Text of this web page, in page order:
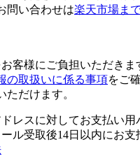
問い合わせは楽天市場ま
客様にご負担いただきま
の取扱いに係る事項をご
だけます。
レスに対してお支払い
ル受取後14日以内にお支